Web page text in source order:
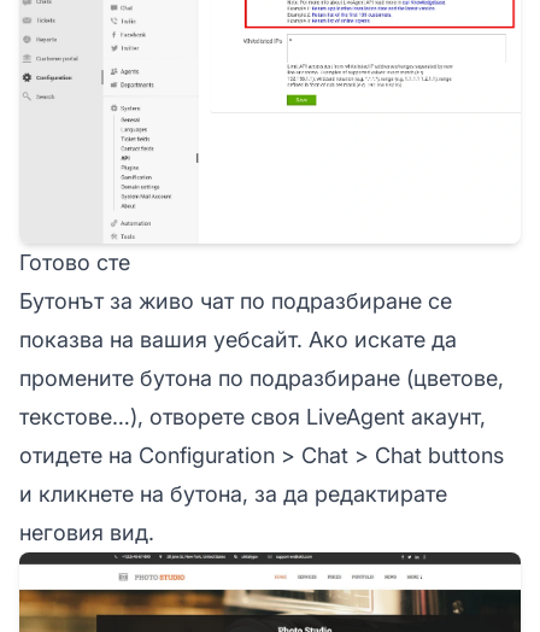
Готово сте
Бутонът за живо чат по подразбиране се
показва на вашия уебсайт. Ако искате да
промените бутона по подразбиране (цветове,
текстове…), отворете своя LiveAgent акаунт,
отидете на Configuration > Chat > Chat buttons
и кликнете на бутона, за да редактирате
неговия вид.